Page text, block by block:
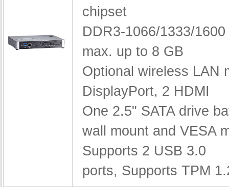
chipset
DDR3-1066/1333/
max. up to 8 GB
Optional wireless LAN
DisplayPort, 2 HDMI
One 2.5" SATA drive
wall mount and VESA
Supports 2 USB 3.0
ports, Supports TPM